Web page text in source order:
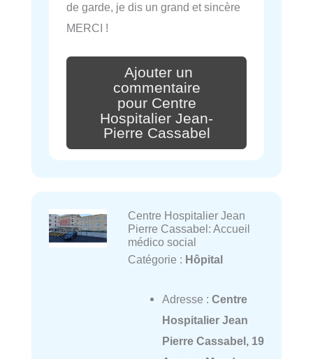
de garde, je dis un grand et sincère
MERCI !
Ajouter un
commentaire
pour Centre
Hospitalier Jean-
Pierre Cassabel
Centre Hospitalier Jean
Pierre Cassabel: Accueil
médico social
Catégorie : Hôpital
Adresse : Centre
Hospitalier Jean
Pierre Cassabel, 19